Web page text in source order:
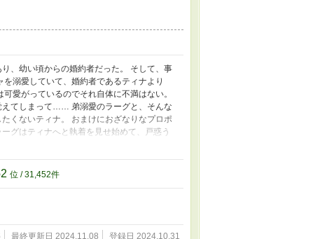
、幼い頃からの婚約者だった。 そして、事
溺愛していて、婚約者であるティナより
愛がっているのでそれ自体に不満はない。
えてしまって…… 弟溺愛のラーグと、そんな
くないティナ。 おまけにおざなりなプロポ
グはティナへと執着を見せ始めて、戸惑う
（他の異世界話と同じ世界観） ・つまり、
ないです。 ・R18描写があるお話にはタイ
位 / 31,452件
最終更新日 2024.11.08 登録日 2024.10.31